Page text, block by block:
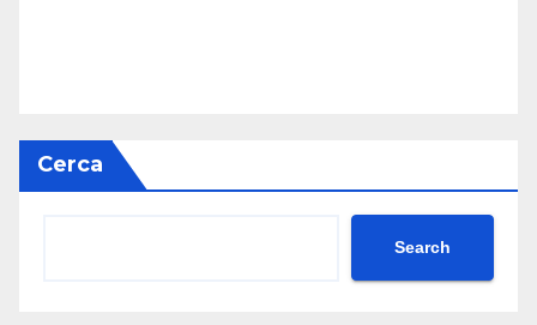
Cerca
Search